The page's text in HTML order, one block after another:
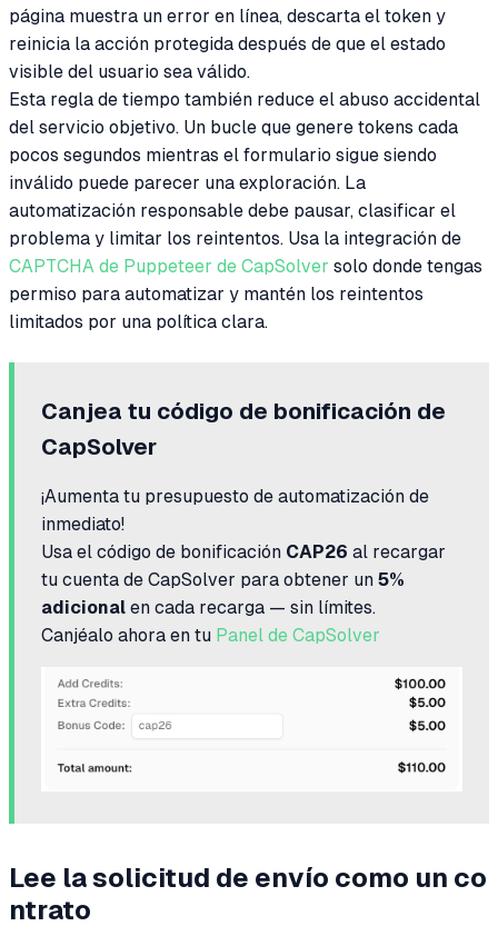
página muestra un error en línea, descarta el token y
reinicia la acción protegida después de que el estado
visible del usuario sea válido.
Esta regla de tiempo también reduce el abuso accidental
del servicio objetivo. Un bucle que genere tokens cada
pocos segundos mientras el formulario sigue siendo
inválido puede parecer una exploración. La
automatización responsable debe pausar, clasificar el
problema y limitar los reintentos. Usa la integración de
CAPTCHA de Puppeteer de CapSolver solo donde tengas
permiso para automatizar y mantén los reintentos
limitados por una política clara.
Canjea tu código de bonificación de
CapSolver
¡Aumenta tu presupuesto de automatización de
inmediato!
Usa el código de bonificación CAP26 al recargar
tu cuenta de CapSolver para obtener un 5%
adicional en cada recarga — sin límites.
Canjéalo ahora en tu Panel de CapSolver
Lee la solicitud de envío como un co
ntrato